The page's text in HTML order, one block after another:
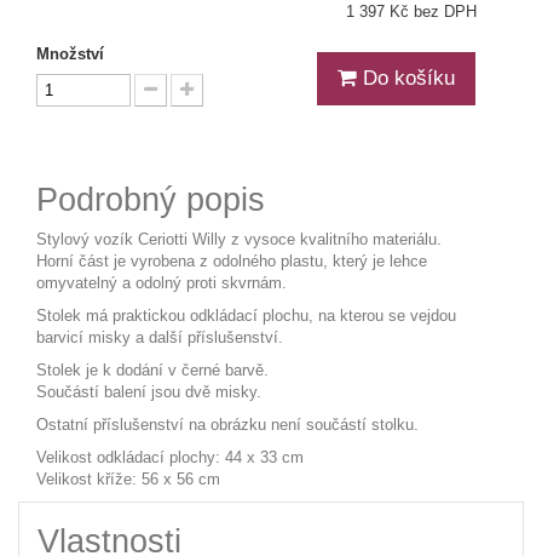
1 397 Kč bez DPH
Množství
Do košíku
Podrobný popis
Stylový vozík Ceriotti Willy z vysoce kvalitního materiálu.
Horní část je vyrobena z odolného plastu, který je lehce
omyvatelný a odolný proti skvrnám.
Stolek má praktickou odkládací plochu, na kterou se vejdou
barvicí misky a další příslušenství.
Stolek je k dodání v černé barvě.
Součástí balení jsou dvě misky.
Ostatní příslušenství na obrázku není součástí stolku.
Velikost odkládací plochy: 44 x 33 cm
Velikost kříže: 56 x 56 cm
Vlastnosti